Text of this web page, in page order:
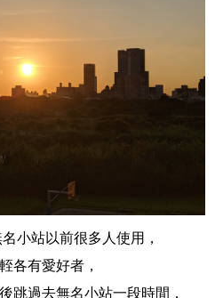
小站以前很多人使用，
各有愛好者，
跳過去無名小站一段時間，